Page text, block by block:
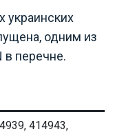
украинских
одним из
в перечне.
414943,